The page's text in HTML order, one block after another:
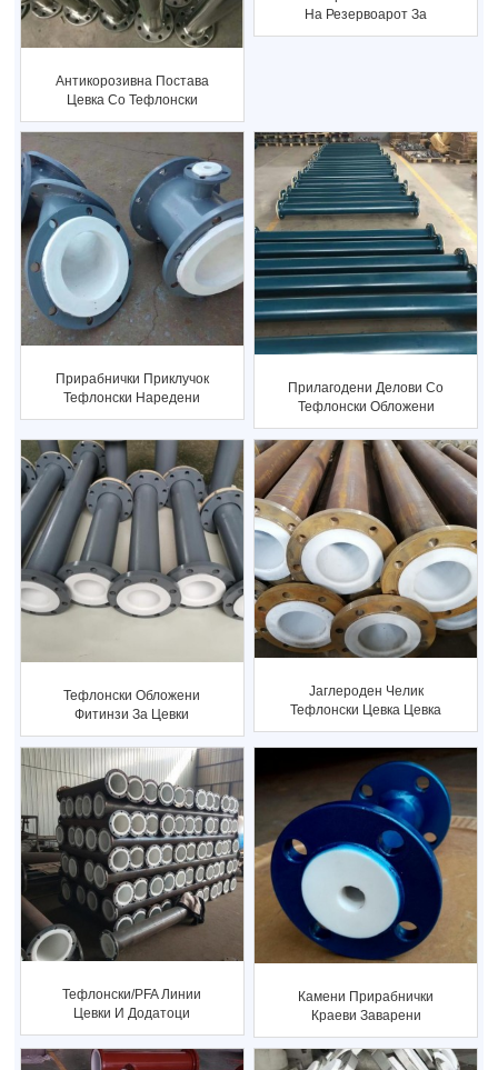
Антикорозивна Постава
Цевка Со Тефлонски
Обложен За...
На Резервоарот За
Складирање Киселина
Прирабнички Приклучок
Тефлонски Наредени
Фитинзи За Цевки Лин...
Прилагодени Делови Со
Тефлонски Обложени
Тефлонски Обложени
Цевки Fi...
Тефлонски Обложени
Фитинзи За Цевки
Ценовник За Тефлонски
Обложен...
Јаглероден Челик
Тефлонски Цевка Цевка
Со Челична Обвивка...
Тефлонски/PFA Линии
Цевки И Додатоци
Камени Прирабнички
Краеви Заварени
Градежни Цевки Калеми